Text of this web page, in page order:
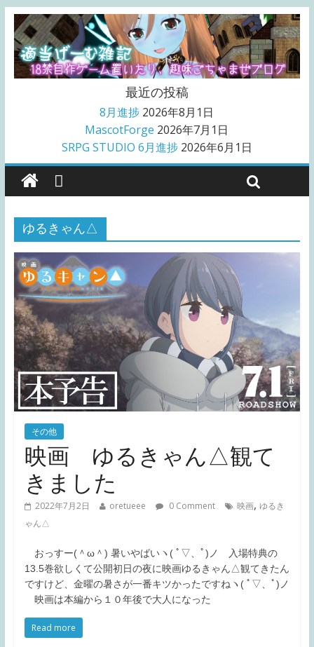
最近の投稿
8月進捗 2026年8月1日
MascotForge 2026年7月1日
SRPG STUDIO 6月進捗 2026年6月1日
ゆるきゃん△
その他
映画 ゆるきゃん△観て
きました
2022年7月2日 oretueee 0 Comment 映画, ゆるき
ゃん△
おっすー(＾ω＾) 暑いやばいヽ( ﾟ▽、ﾟ)ノ 入場特典の
13.5巻欲しくて公開初日の夜に映画ゆるきゃん△観てきたん
ですけど、金曜の暑さが一番キツかったですねヽ( ﾟ▽、ﾟ)ノ
映画は本編から１０年後で大人になった
Read more